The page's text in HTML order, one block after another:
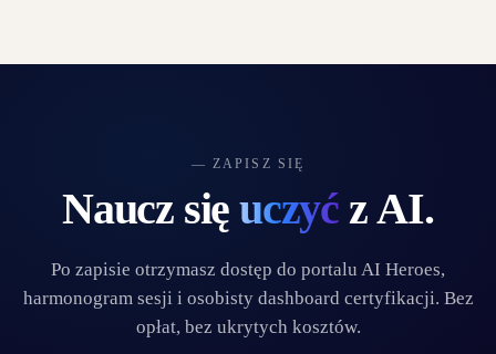
— ZAPISZ SIĘ
Naucz sięuczyć z AI.
Po zapisie otrzymasz dostęp do portalu AI Heroes,
harmonogram sesji i osobisty dashboard certyfikacji. Bez
opłat, bez ukrytych kosztów.